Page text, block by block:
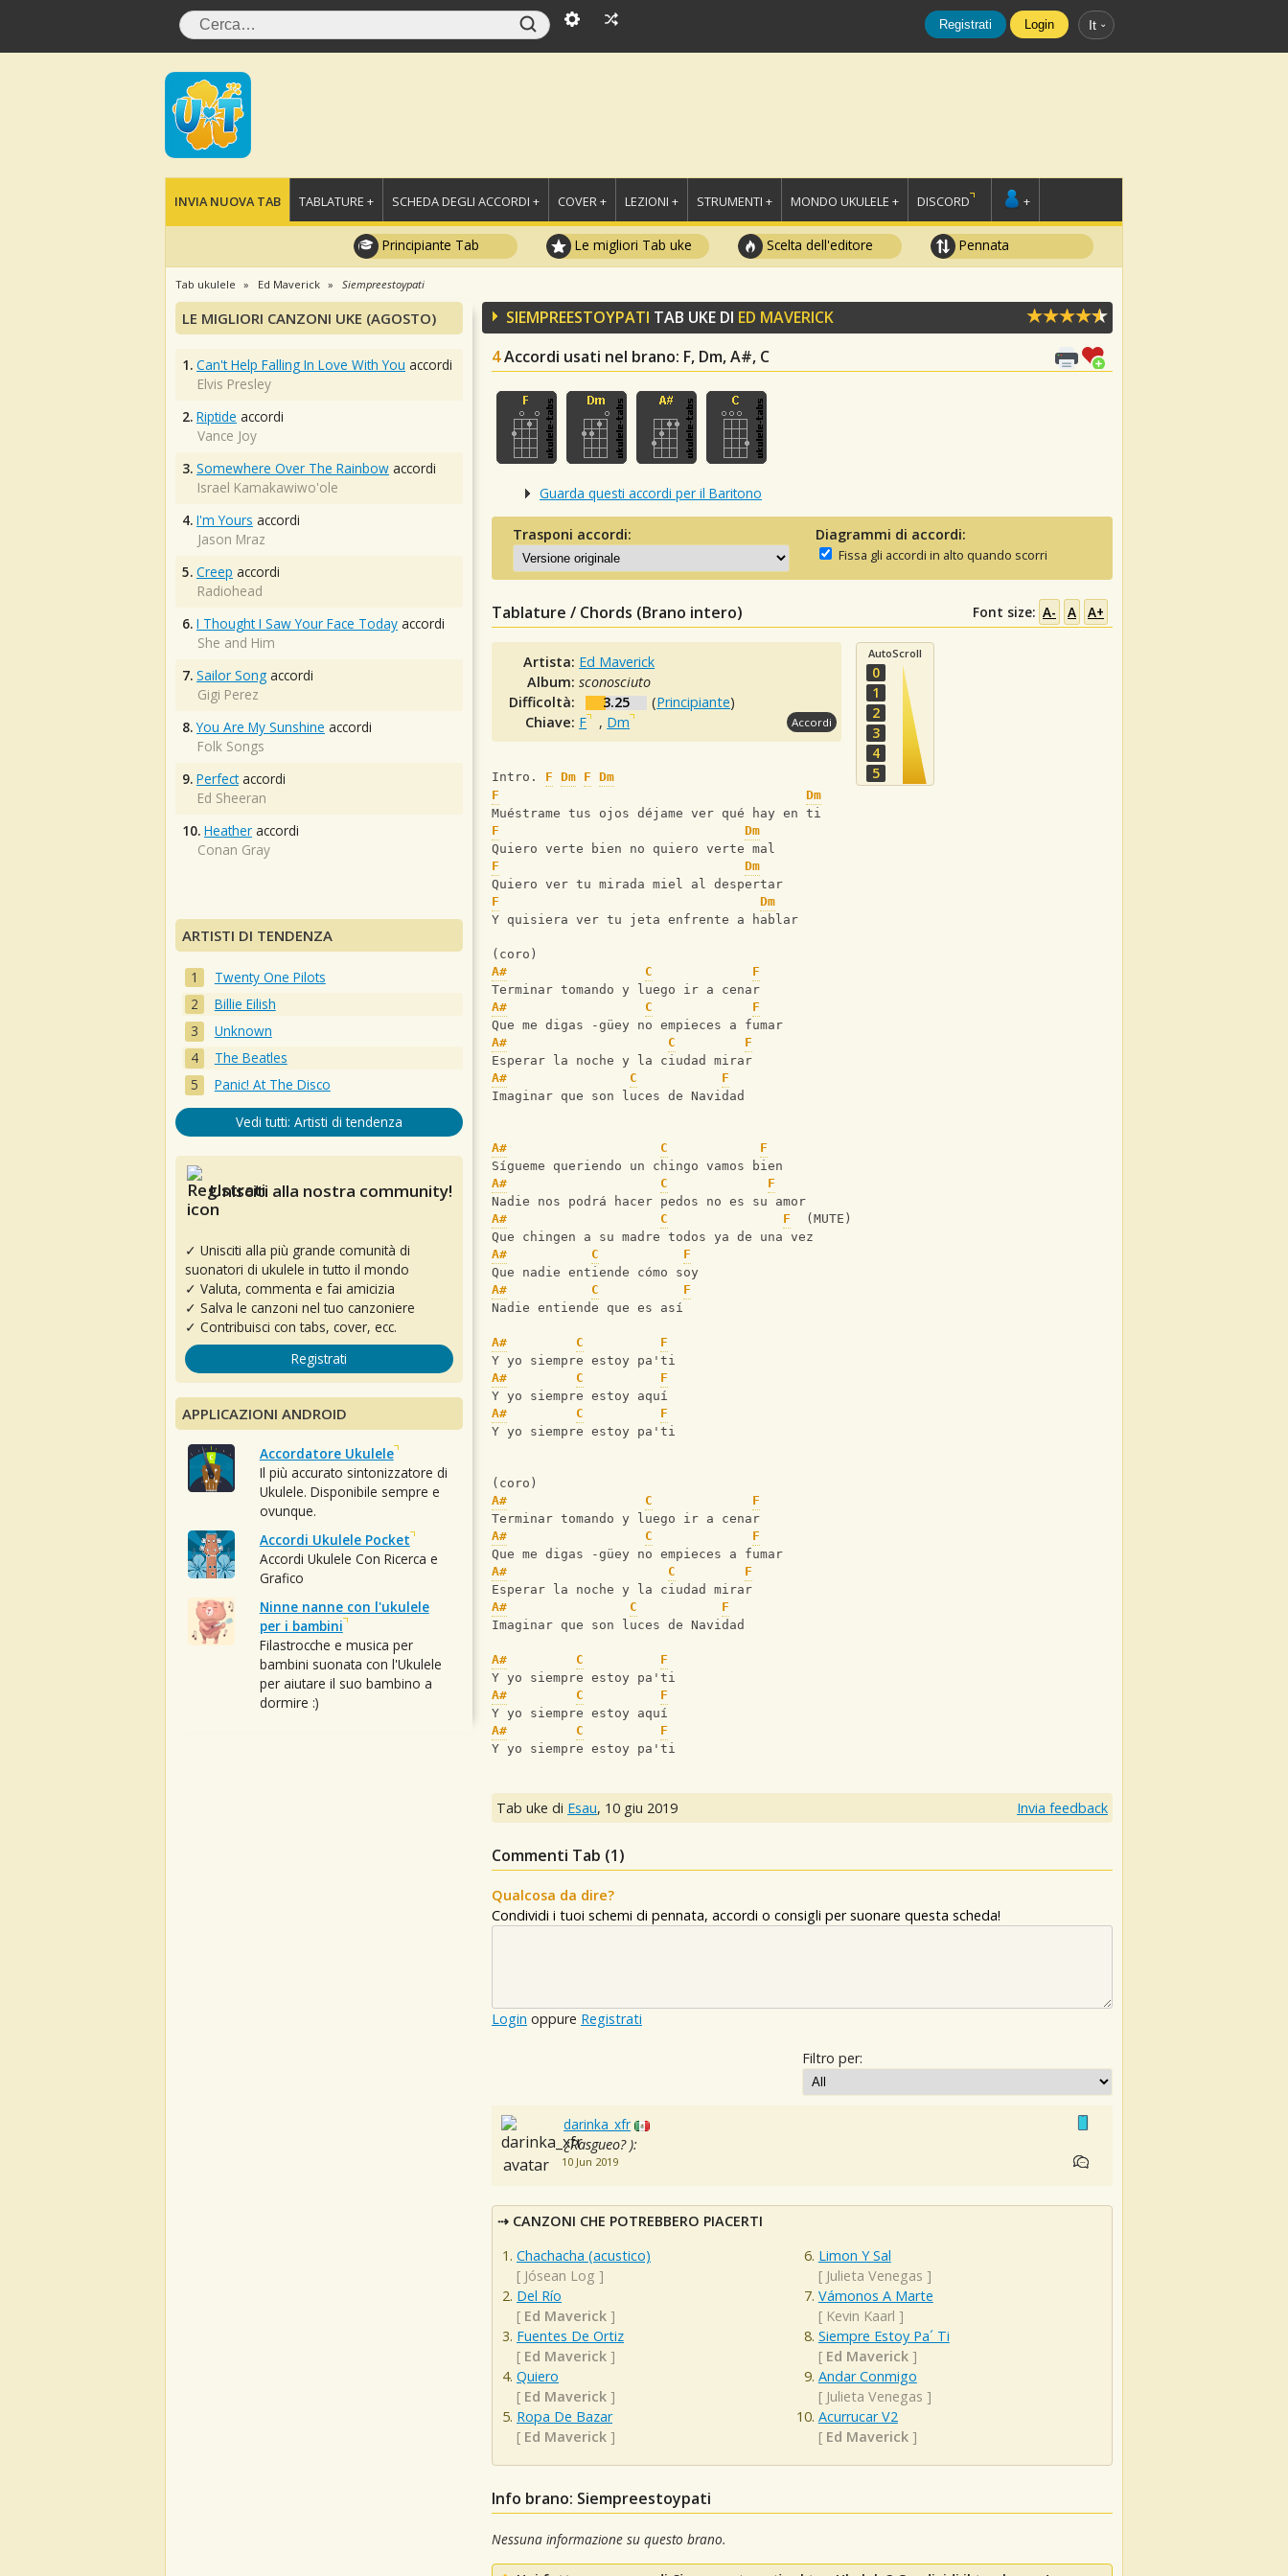
Registrati Login It
INVIA NUOVA TAB TABLATURE + SCHEDA DEGLI ACCORDI + COVER + LEZIONI + STRUMENTI + MONDO UKULELE + DISCORD +
Principiante Tab Le migliori Tab uke Scelta dell'editore Pennata
Tab ukulele Ed Maverick Siempreestoypati
SIEMPREESTOYPATI TAB UKE DI ED MAVERICK
4Accordi usati nel brano: F, Dm, A#, C
Guarda questi accordi per il Baritono
Trasponi accordi: Diagrammi di accordi:
Fissa gli accordi in alto quando scorri
Tablature / Chords (Brano intero) Font size: A- A A+
Artista: Ed Maverick
Album:sconosciuto
Difficoltà:
3.25 (Principiante)
Chiave: F , Dm Accordi
AutoScroll
0
1
2
3
4
5
Intro. F Dm F Dm
F
Dm
Muéstrame tus ojos déjame ver qué hay en ti
F
Dm
Quiero verte bien no quiero verte mal
F
Dm
Quiero ver tu mirada miel al despertar
F
Dm
Y quisiera ver tu jeta enfrente a hablar
(coro)
A#
C
F
Terminar tomando y luego ir a cenar
A#
C
F
Que me digas -güey no empieces a fumar
A#
C
F
Esperar la noche y la ciudad mirar
A#
C
F
Imaginar que son luces de Navidad
A# C
F
Sígueme queriendo un chingo vamos bien
A#
C
F
Nadie nos podrá hacer pedos no es su amor
A#
C F
  (MUTE)
Que chingen a su madre todos ya de una vez
A#
C
F
Que nadie entiende cómo soy
A#
C
F
Nadie entiende que es así
A# C
F
Y yo siempre estoy pa'ti
A#
C
F
Y yo siempre estoy aquí
A#
C
F
Y yo siempre estoy pa'ti
(coro)
A#
C
F
Terminar tomando y luego ir a cenar
A#
C
F
Que me digas -güey no empieces a fumar
A#
C
F
Esperar la noche y la ciudad mirar
A#
C
F
Imaginar que son luces de Navidad
A# C
F
Y yo siempre estoy pa'ti
A#
C
F
Y yo siempre estoy aquí
A#
C
F
Y yo siempre estoy pa'ti
Tab uke di Esau, 10 giu 2019 Invia feedback
Commenti Tab (1)
Qualcosa da dire?
Condividi i tuoi schemi di pennata, accordi o consigli per suonare questa scheda!
Login oppure Registrati
Filtro per:
darinka_xfr
¿Rasgueo? ):
10 Jun 2019
CANZONI CHE POTREBBERO PIACERTI
Chachacha (acustico)
[ Jósean Log ]
Del Río
[ Ed Maverick ]
Fuentes De Ortiz
[ Ed Maverick ]
Quiero
[ Ed Maverick ]
Ropa De Bazar
[ Ed Maverick ]
Limon Y Sal
[ Julieta Venegas ]
Vámonos A Marte
[ Kevin Kaarl ]
Siempre Estoy Pa´ Ti
[ Ed Maverick]
Andar Conmigo
[ Julieta Venegas ]
Acurrucar V2
[ Ed Maverick]
Info brano: Siempreestoypati
Nessuna informazione su questo brano.
LE MIGLIORI CANZONI UKE (AGOSTO)
1. Can't Help Falling In Love With You accordi
Elvis Presley
2. Riptide accordi
Vance Joy
3. Somewhere Over The Rainbow accordi
Israel Kamakawiwo'ole
4. I'm Yours accordi
Jason Mraz
5. Creep accordi
Radiohead
6. I Thought I Saw Your Face Today accordi
She and Him
7. Sailor Song accordi
Gigi Perez
8. You Are My Sunshine accordi
Folk Songs
9. Perfectaccordi
Ed Sheeran
10. Heather accordi
Conan Gray
ARTISTI DI TENDENZA
Twenty One Pilots
Billie Eilish
Unknown
The Beatles
Panic! At The Disco
Vedi tutti: Artisti di tendenza
Unisciti alla nostra community!
✓ Unisciti alla più grande comunità di
suonatori di ukulele in tutto il mondo
✓ Valuta, commenta e fai amicizia
✓ Salva le canzoni nel tuo canzoniere
✓ Contribuisci con tabs, cover, ecc.
Registrati
APPLICAZIONI ANDROID
Accordatore Ukulele
Il più accurato sintonizzatore di
Ukulele. Disponibile sempre e
ovunque.
Accordi Ukulele Pocket
Accordi Ukulele Con Ricerca e
Grafico
Ninne nanne con l'ukulele
per i bambini
Filastrocche e musica per
bambini suonata con l'Ukulele
per aiutare il suo bambino a
dormire :)